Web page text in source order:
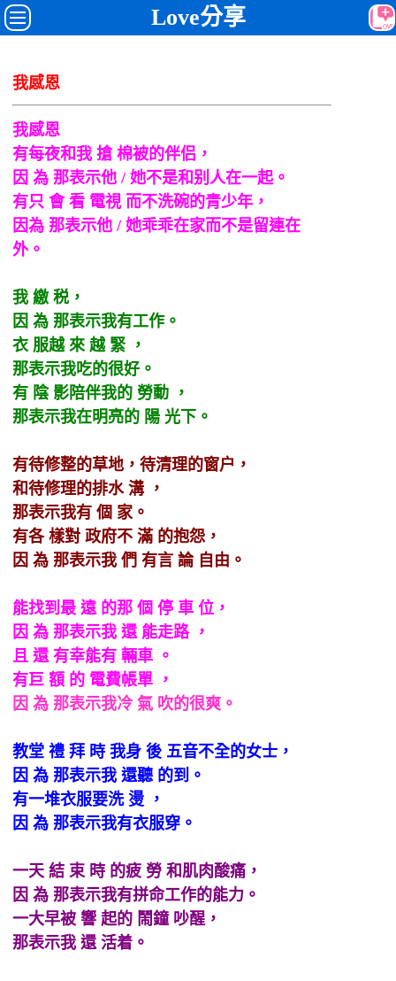
Love分享
我感恩
我感恩
有每夜和我 搶 棉被的伴侣，
因 為 那表示他 / 她不是和别人在一起。
有只 會 看 電視 而不洗碗的青少年，
因為 那表示他 / 她乖乖在家而不是留連在
外。
我 繳 税，
因 為 那表示我有工作。
衣 服越 來 越 緊 ，
那表示我吃的很好。
有 陰 影陪伴我的 勞動 ，
那表示我在明亮的 陽 光下。
有待修整的草地，待清理的窗户，
和待修理的排水 溝 ，
那表示我有 個 家。
有各 樣對 政府不 滿 的抱怨，
因 為 那表示我 們 有言 論 自由。
能找到最 遠 的那 個 停 車 位，
因 為 那表示我 還 能走路 ，
且 還 有幸能有 輛車 。
有巨 額 的 電費帳單 ，
因 為 那表示我冷 氣 吹的很爽。
教堂 禮 拜 時 我身 後 五音不全的女士，
因 為 那表示我 還聽 的到。
有一堆衣服要洗 燙 ，
因 為 那表示我有衣服穿。
一天 結 束 時 的疲 勞 和肌肉酸痛，
因 為 那表示我有拼命工作的能力。
一大早被 響 起的 鬧鐘 吵醒，
那表示我 還 活着。